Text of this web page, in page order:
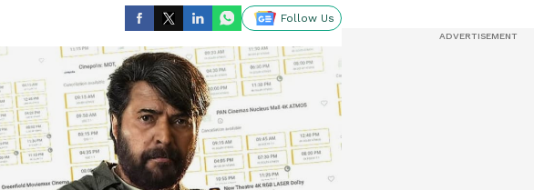
Follow Us